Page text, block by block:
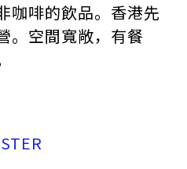
咖啡的飲品。香港先
。空間寬敞，有餐